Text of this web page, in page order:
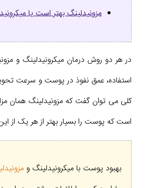
مزونیدلینگ بهتر است یا
در هر دو روش درمان میکرونیدلینگ و
استفاده، عمق نفوذ در پوست و سرعت
کلی می توان گفت که مزونیدلینگ همان
است که پوست را بسیار بهتر از هر یک از
بهبود پوست با میکرونیدلینگ و